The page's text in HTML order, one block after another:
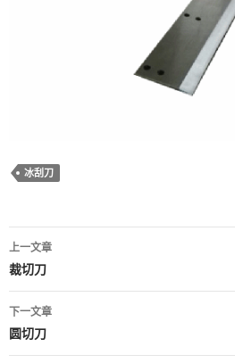
冰刮刀
文
章
导
航
上一文章
裁切刀
下一文章
圆切刀